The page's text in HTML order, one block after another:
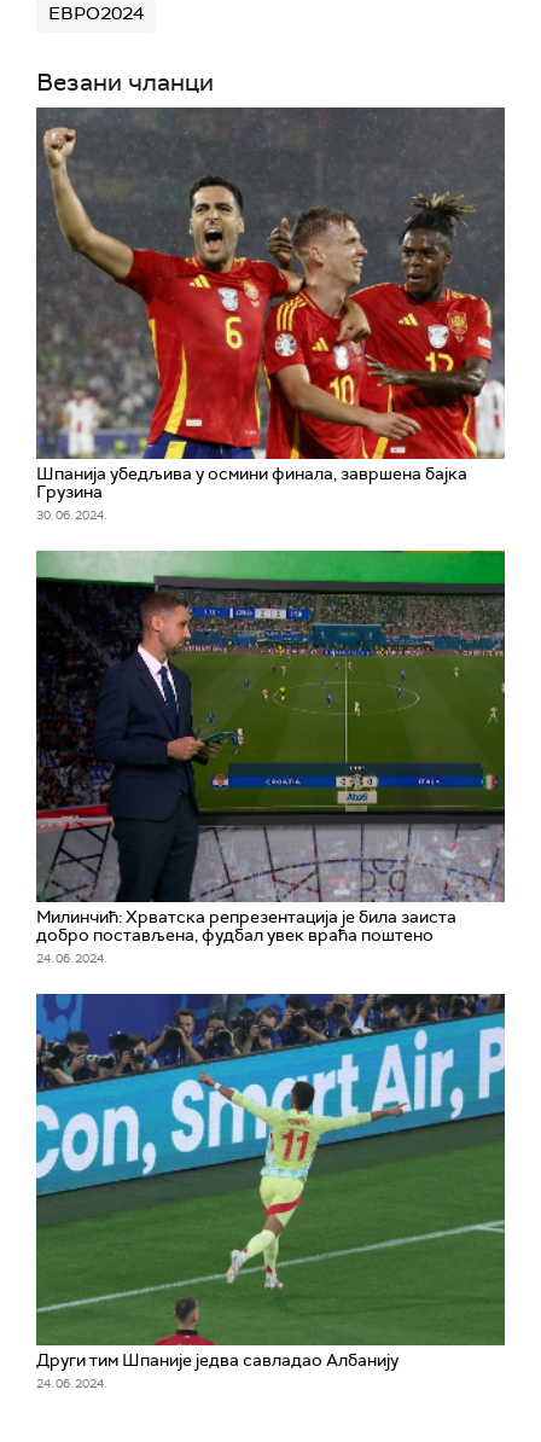
ЕВРО2024
Везани чланци
Шпанија убедљива у осмини финала, завршена бајка
Грузина
30. 06. 2024.
Милинчић: Хрватска репрезентација је била заиста
добро постављена, фудбал увек враћа поштено
24. 06. 2024.
Други тим Шпаније једва савладао Албанију
24. 06. 2024.